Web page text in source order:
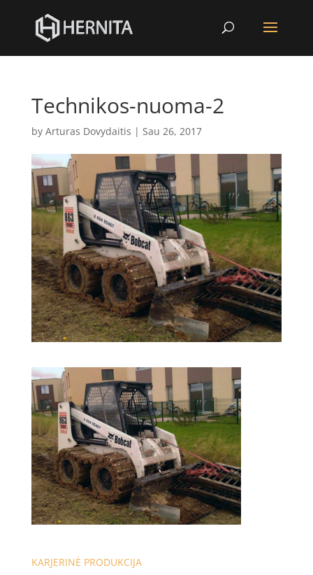
Technikos-nuoma-2
by Arturas Dovydaitis | Sau 26, 2017
KARJERINĖ PRODUKCIJA